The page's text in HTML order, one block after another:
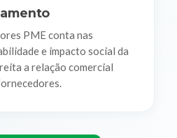
PME conta nas
e impacto social da
a relação comercial